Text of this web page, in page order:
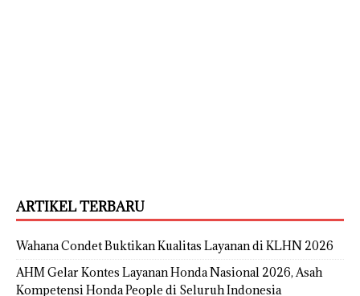
ARTIKEL TERBARU
Wahana Condet Buktikan Kualitas Layanan di KLHN 2026
AHM Gelar Kontes Layanan Honda Nasional 2026, Asah
Kompetensi Honda People di Seluruh Indonesia